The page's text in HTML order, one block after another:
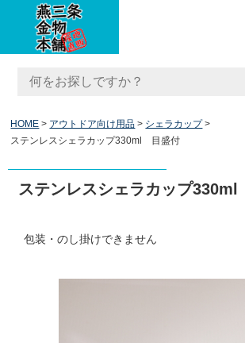
HOME アウトドア向け用品
シェラカップ
ステンレスシェラカップ330ml 目盛付
ステンレスシェラカップ
包装・のし掛けできません